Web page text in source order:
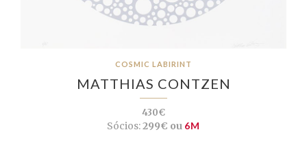
COSMIC LABIRINT
MATTHIAS CONTZEN
430€
Sócios:299€ ou 6M